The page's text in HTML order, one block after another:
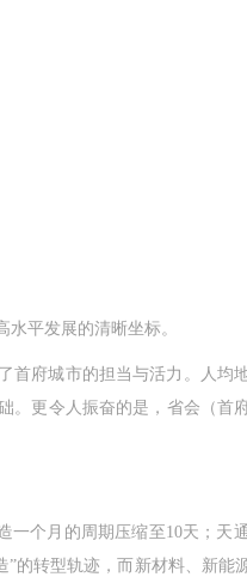
平发展的清晰坐标。
首府城市的担当与活力。人均
。更令人振奋的是，省会（首
个月的周期压缩至10天；天
的转型轨迹，而新材料、新能